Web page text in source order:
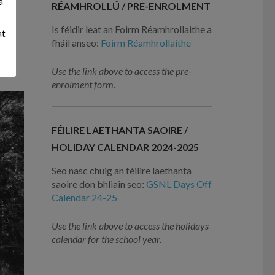
RÉAMHROLLÚ / PRE-ENROLMENT
Is féidir leat an Foirm Réamhrollaithe a
fháil anseo: Foirm Réamhrollaithe
Use the link above to access the pre-
enrolment form.
FÉILIRE LAETHANTA SAOIRE /
HOLIDAY CALENDAR 2024-2025
Seo nasc chuig an féilire laethanta
saoire don bhliain seo: GSNL Days Off
Calendar 24-25
Use the link above to access the holidays
calendar for the school year.